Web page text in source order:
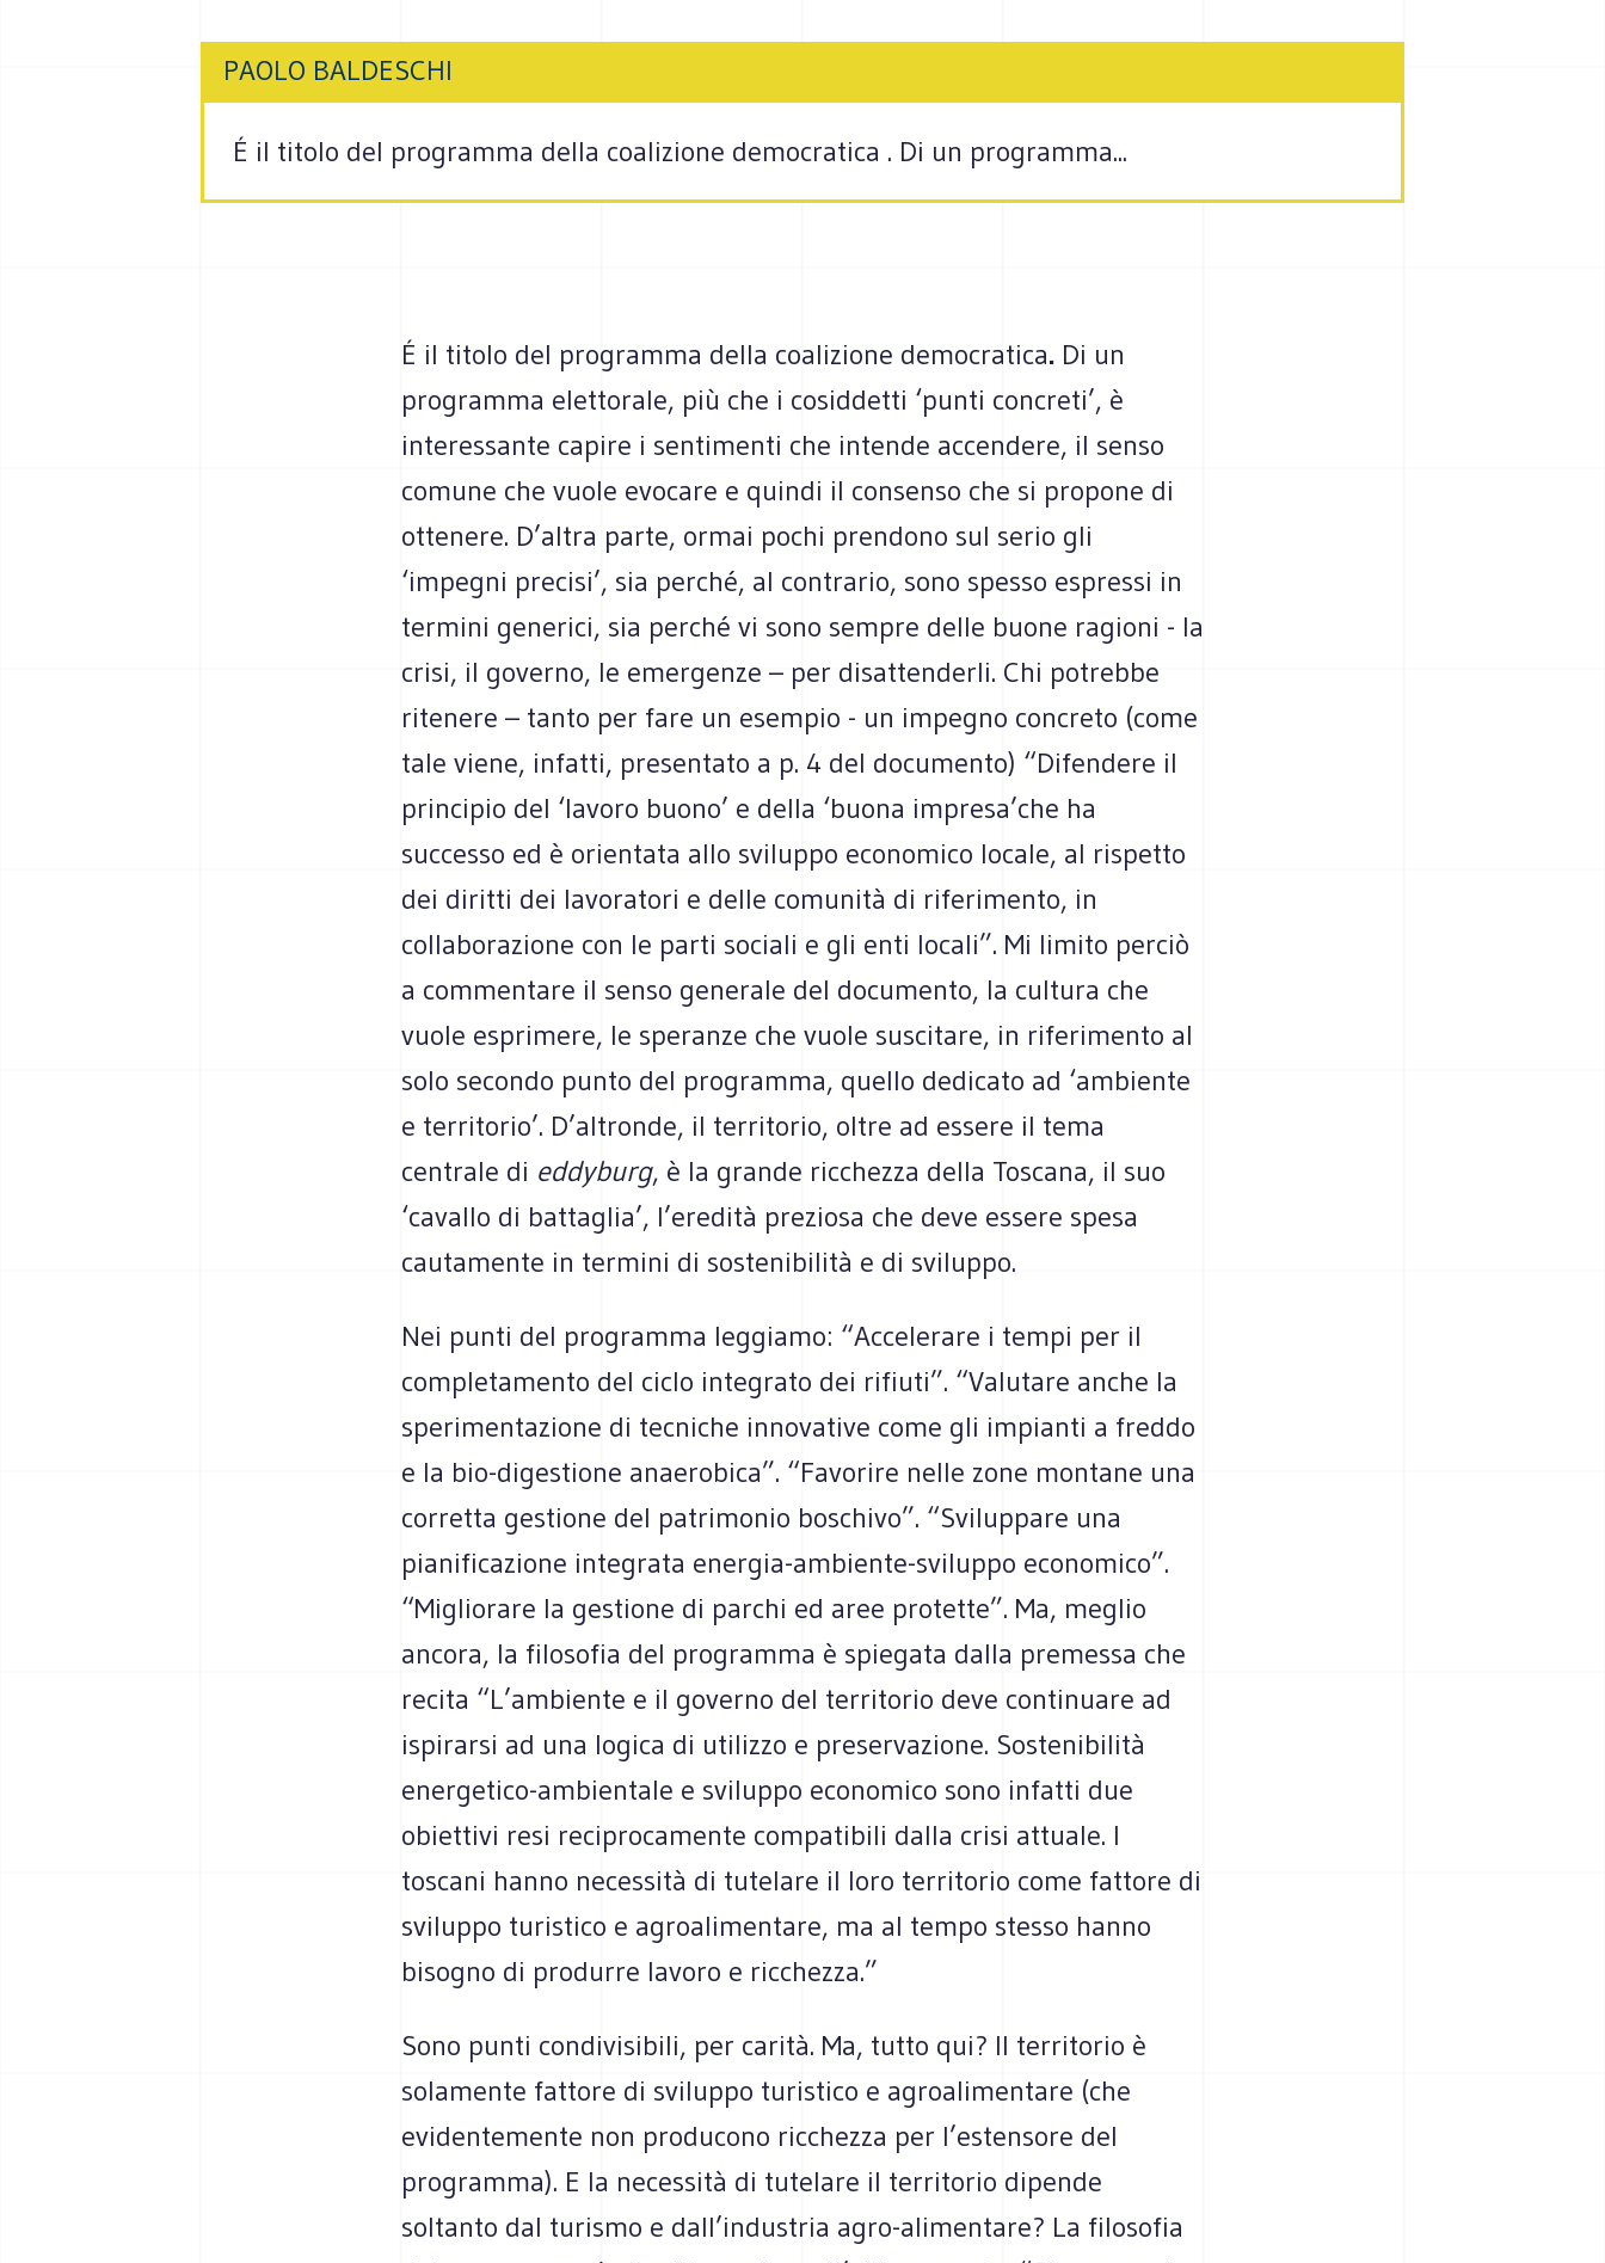
PAOLO BALDESCHI
É il titolo del programma della coalizione democratica . Di un programma...
É il titolo del programma della coalizione democratica. Di un
programma elettorale, più che i cosiddetti ‘punti concreti’, è
interessante capire i sentimenti che intende accendere, il senso
comune che vuole evocare e quindi il consenso che si propone di
ottenere. D’altra parte, ormai pochi prendono sul serio gli
‘impegni precisi’, sia perché, al contrario, sono spesso espressi in
termini generici, sia perché vi sono sempre delle buone ragioni - la
crisi, il governo, le emergenze – per disattenderli. Chi potrebbe
ritenere – tanto per fare un esempio - un impegno concreto (come
tale viene, infatti, presentato a p. 4 del documento) “Difendere il
principio del ‘lavoro buono’ e della ‘buona impresa’che ha
successo ed è orientata allo sviluppo economico locale, al rispetto
dei diritti dei lavoratori e delle comunità di riferimento, in
collaborazione con le parti sociali e gli enti locali”. Mi limito perciò
a commentare il senso generale del documento, la cultura che
vuole esprimere, le speranze che vuole suscitare, in riferimento al
solo secondo punto del programma, quello dedicato ad ‘ambiente
e territorio’. D’altronde, il territorio, oltre ad essere il tema
centrale di eddyburg, è la grande ricchezza della Toscana, il suo
‘cavallo di battaglia’, l’eredità preziosa che deve essere spesa
cautamente in termini di sostenibilità e di sviluppo.
Nei punti del programma leggiamo: “Accelerare i tempi per il
completamento del ciclo integrato dei rifiuti”. “Valutare anche la
sperimentazione di tecniche innovative come gli impianti a freddo
e la bio-digestione anaerobica”. “Favorire nelle zone montane una
corretta gestione del patrimonio boschivo”. “Sviluppare una
pianificazione integrata energia-ambiente-sviluppo economico”.
“Migliorare la gestione di parchi ed aree protette”. Ma, meglio
ancora, la filosofia del programma è spiegata dalla premessa che
recita “L’ambiente e il governo del territorio deve continuare ad
ispirarsi ad una logica di utilizzo e preservazione. Sostenibilità
energetico-ambientale e sviluppo economico sono infatti due
obiettivi resi reciprocamente compatibili dalla crisi attuale. I
toscani hanno necessità di tutelare il loro territorio come fattore di
sviluppo turistico e agroalimentare, ma al tempo stesso hanno
bisogno di produrre lavoro e ricchezza.”
Sono punti condivisibili, per carità. Ma, tutto qui? Il territorio è
solamente fattore di sviluppo turistico e agroalimentare (che
evidentemente non producono ricchezza per l’estensore del
programma). E la necessità di tutelare il territorio dipende
soltanto dal turismo e dall’industria agro-alimentare? La filosofia